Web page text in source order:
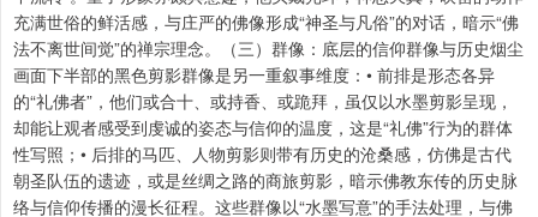
充满世俗的鲜活感，与庄严的佛像形成“神圣与凡俗”的对话，暗示“佛
法不离世间觉”的禅宗理念。（三）群像：底层的信仰群像与历史烟尘
画面下半部的黑色剪影群像是另一重叙事维度：• 前排是形态各异
的“礼佛者”，他们或合十、或持香、或跪拜，虽仅以水墨剪影呈现，
却能让观者感受到虔诚的姿态与信仰的温度，这是“礼佛”行为的群体
性写照；• 后排的马匹、人物剪影则带有历史的沧桑感，仿佛是古代
朝圣队伍的遗迹，或是丝绸之路的商旅剪影，暗示佛教东传的历史脉
络与信仰传播的漫长征程。这些群像以“水墨写意”的手法处理，与佛